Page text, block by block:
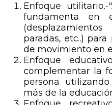
Enfoque
fundamenta en
paradas, etc..)
de movimiento en
Enfoque
complementar la
persona
más de la